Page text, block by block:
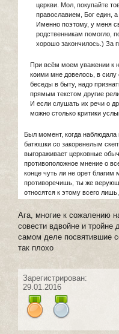
церкви. Мол, покупайте
православием, Бог един, а
Именно поэтому, у меня
родственникам помогло,
хорошо закончилось.) За
При всём моем уважении к
коими мне довелось, в силу
беседы в быту, надо
прямым текстом другие
И если слушать их речи о
можно столько критики
Был момент, когда
батюшки со закоренелым
выгораживает церковные
противоположное мнение о
конце чуть ли не орет
противоречишь, ты же
относятся к этому всего
Ага, многие к сожалению
совести вдвойне и
самом деле посвятившие
так плохо
Зарегистрирован:
29.01.2016